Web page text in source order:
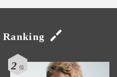
1日で登録者10万人突破、編
民栄誉賞”授与決定、納得の
ポーツ選手を利用するな」
Ranking